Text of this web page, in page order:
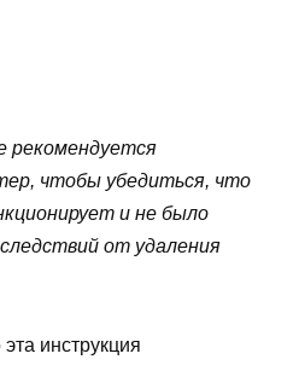
рекомендуется
чтобы убедиться, что
и не было
от удаления
инструкция